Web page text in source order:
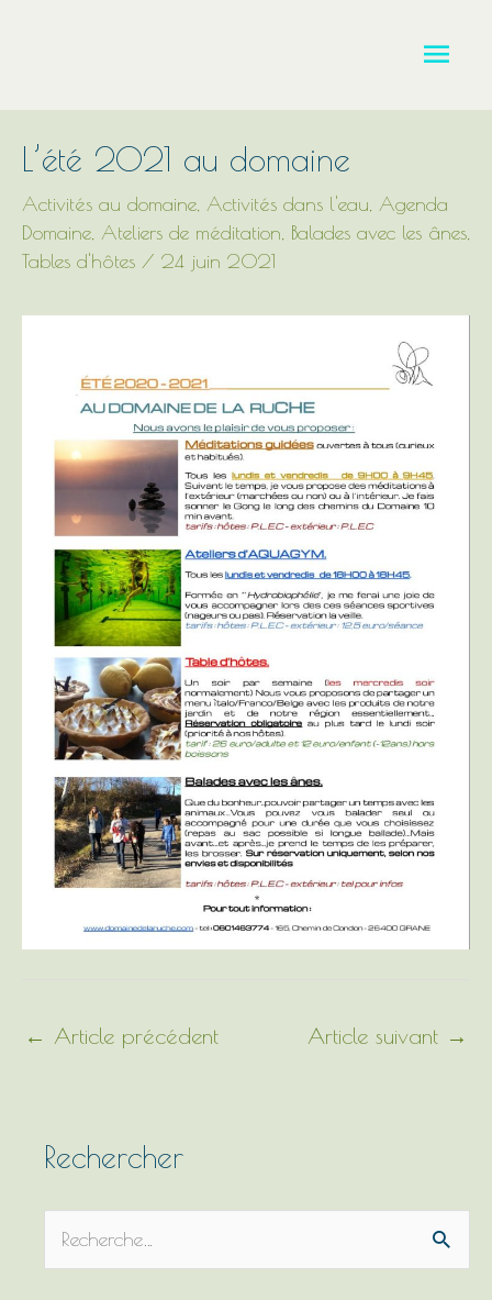
L’été 2021 au domaine
Activités au domaine, Activités dans l'eau, Agenda
Domaine, Ateliers de méditation, Balades avec les ânes,
Tables d'hôtes / 24 juin 2021
← Article précédent Article suivant →
Rechercher
e